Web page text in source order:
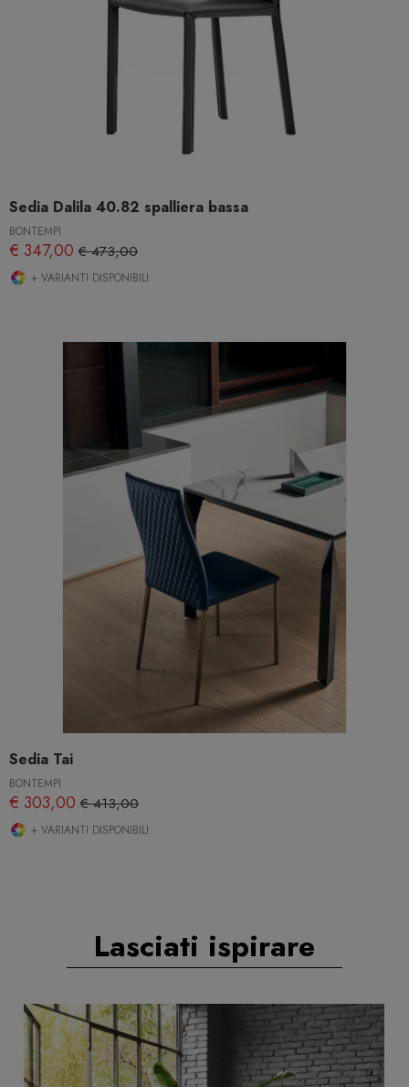
Sedia Dalila 40.82 spalliera bassa
BONTEMPI
€ 347,00 € 473,00
+ VARIANTI DISPONIBILI
Sedia Tai
BONTEMPI
€ 303,00 € 413,00
+ VARIANTI DISPONIBILI
Lasciati ispirare